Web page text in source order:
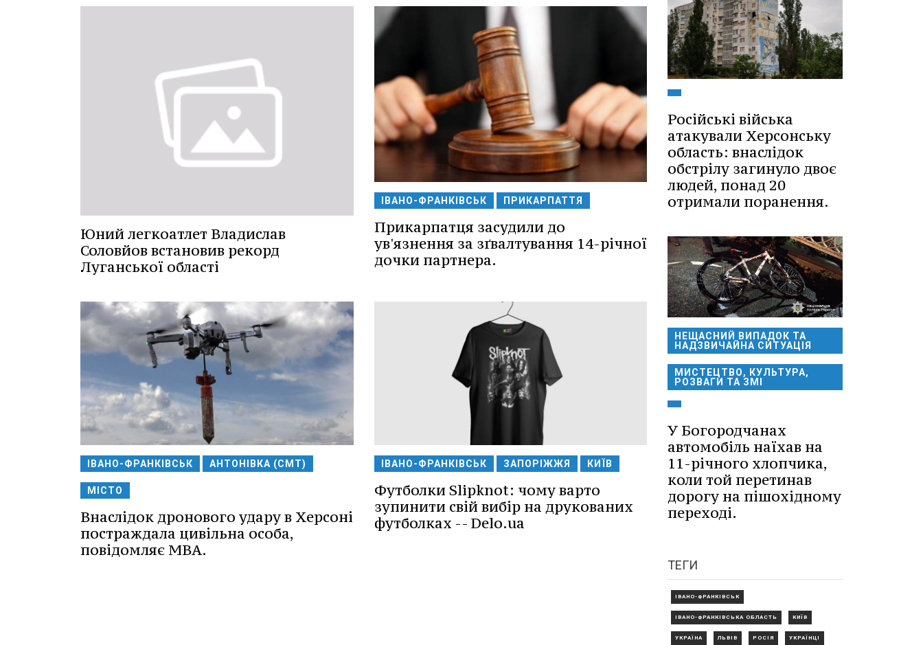
Юний легкоатлет Владислав
Соловйов встановив рекорд
Луганської області
ІВАНО-ФРАНКІВСЬК ПРИКАРПАТТЯ
Прикарпатця засудили до
ув'язнення за зґвалтування 14-річної
дочки партнера.
ІВАНО-ФРАНКІВСЬК АНТОНІВКА (СМТ)
МІСТО
Внаслідок дронового удару в Херсоні
постраждала цивільна особа,
повідомляє МВА.
ІВАНО-ФРАНКІВСЬК ЗАПОРІЖЖЯ КИЇВ
Футболки Slipknot: чому варто
зупинити свій вибір на друкованих
футболках -- Delo.ua
Російські війська
атакували Херсонську
область: внаслідок
обстрілу загинуло двоє
людей, понад 20
отримали поранення.
НЕЩАСНИЙ ВИПАДОК ТА
НАДЗВИЧАЙНА СИТУАЦІЯ
МИСТЕЦТВО, КУЛЬТУРА,
РОЗВАГИ ТА ЗМІ
У Богородчанах
автомобіль наїхав на
11-річного хлопчика,
коли той перетинав
дорогу на пішохідному
переході.
ТЕГИ
ІВАНО-ФРАНКІВСЬК
ІВАНО-ФРАНКІВСЬКА ОБЛАСТЬ КИЇВ
УКРАЇНА ЛЬВІВ РОСІЯ УКРАЇНЦІ